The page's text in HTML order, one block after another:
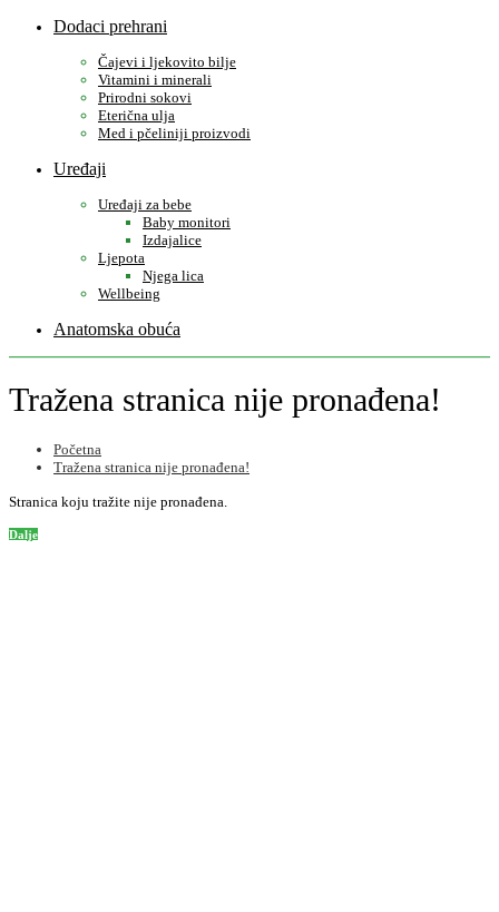
Dodaci prehrani
Čajevi i ljekovito bilje
Vitamini i minerali
Prirodni sokovi
Eterična ulja
Med i pčeliniji proizvodi
Uređaji
Uređaji za bebe
Baby monitori
Izdajalice
Ljepota
Njega lica
Wellbeing
Anatomska obuća
Tražena stranica nije pronađena!
Početna
Tražena stranica nije pronađena!
Stranica koju tražite nije pronađena.
Dalje